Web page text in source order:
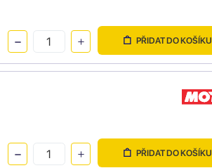
PŘIDAT DO KOŠÍKU
PŘIDAT DO KOŠÍKU